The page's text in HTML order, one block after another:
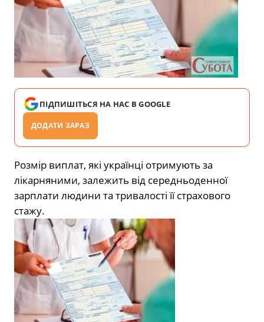
ПІДПИШІТЬСЯ НА НАС В GOOGLE
ДОДАТИ ЗАРАЗ
Розмір виплат, які українці отримують за
лікарняними, залежить від середньоденної
зарплати людини та тривалості її страхового
стажу.